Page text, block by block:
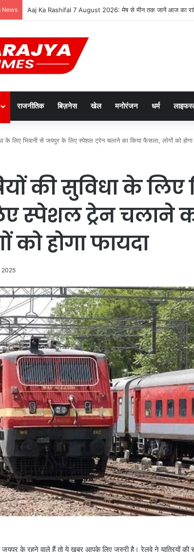
News विकसित मध्यप्रदेश-2047’ की वित्तीय रूपरेखा तैयार
राजनीतिक बिज़नेस खेल मनोरंजन धर्म
के लिए भिवानी से जयपुर के लिए स्पेशल ट्रेन चलाने का किया फैसला, लोगों को होगा
की सुविधा के लिए
स्पेशल ट्रेन चलाने
को होगा फायदा
2025
के रहने वाले हैं तो ये खबर आपके लिए जरुरी है। रेलवे ने यात्रियों की